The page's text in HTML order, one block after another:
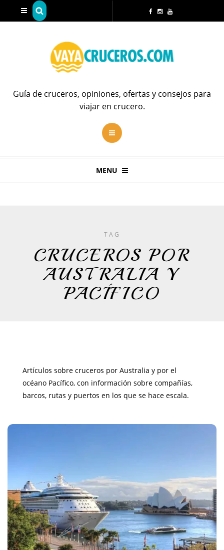
Guía de cruceros, opiniones, ofertas y consejos para
viajar en crucero.
MENU
TAG
CRUCEROS POR
AUSTRALIA Y
PACÍFICO
Artículos sobre cruceros por Australia y por el
océano Pacífico, con información sobre compañías,
barcos, rutas y puertos en los que se hace escala.